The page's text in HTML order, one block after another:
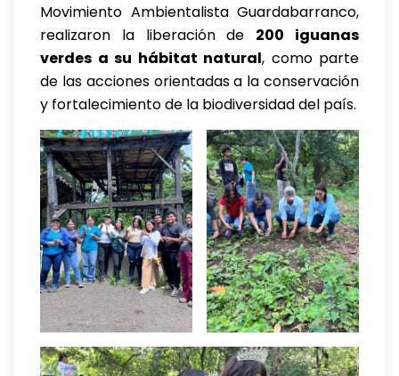
Movimiento Ambientalista Guardabarranco,
realizaron la liberación de 200 iguanas
verdes a su hábitat natural, como parte
de las acciones orientadas a la conservación
y fortalecimiento de la biodiversidad del país.